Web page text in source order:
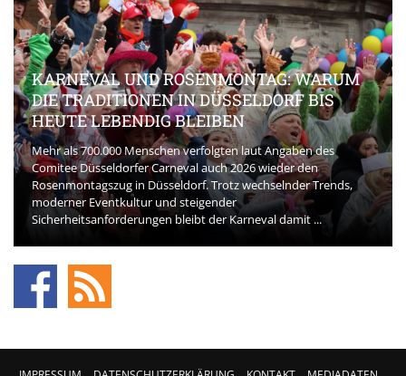
KARNEVAL UND ROSENMONTAG: WARUM
DIE TRADITIONEN IN DÜSSELDORF BIS
HEUTE LEBENDIG BLEIBEN
Mehr als 700.000 Menschen verfolgten laut Angaben des
Comitee Düsseldorfer Carneval auch 2026 wieder den
Rosenmontagszug in Düsseldorf. Trotz wechselnder Trends,
moderner Eventkultur und steigender
Sicherheitsanforderungen bleibt der Karneval damit ...